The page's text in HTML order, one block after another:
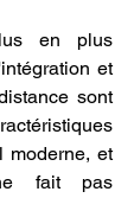
en plus
et
sont
moderne, et
fait pas